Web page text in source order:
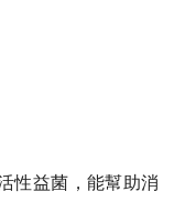
性益菌，能幫助消